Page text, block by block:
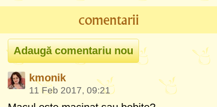
comentarii
kmonik
11 Feb 2017, 09:21